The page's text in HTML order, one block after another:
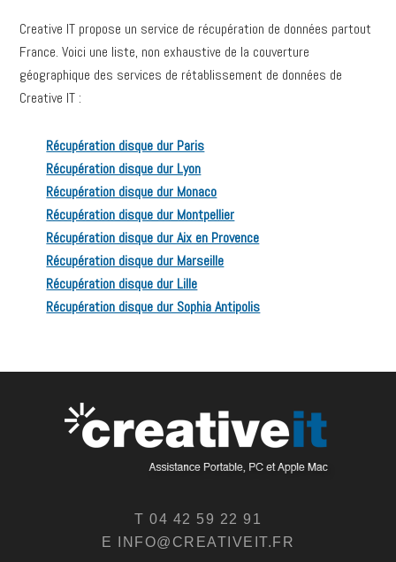
Creative IT propose un service de récupération de données partout
France. Voici une liste, non exhaustive de la couverture
géographique des services de rétablissement de données de
Creative IT :
Récupération disque dur Paris
Récupération disque dur Lyon
Récupération disque dur Monaco
Récupération disque dur Montpellier
Récupération disque dur Aix en Provence
Récupération disque dur Marseille
Récupération disque dur Lille
Récupération disque dur Sophia Antipolis
T 04 42 59 22 91
E INFO@CREATIVEIT.FR